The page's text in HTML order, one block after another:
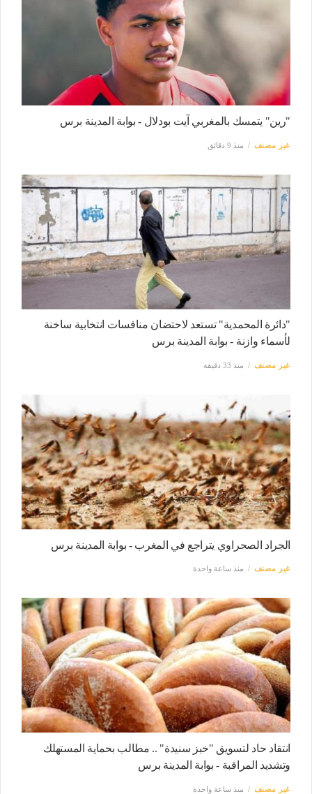
"رين" يتمسك بالمغربي آيت بودلال - بوابة المدينة برس
غير مصنف منذ 9 دقائق
"دائرة المحمدية" تستعد لاحتضان منافسات انتخابية ساخنة
لأسماء وازنة - بوابة المدينة برس
غير مصنف منذ 33 دقيقة
الجراد الصحراوي يتراجع في المغرب - بوابة المدينة برس
غير مصنف منذ ساعة واحدة
انتقاد حاد لتسويق "خبز سنيدة" .. مطالب بحماية المستهلك
وتشديد المراقبة - بوابة المدينة برس
غير مصنف منذ ساعة واحدة